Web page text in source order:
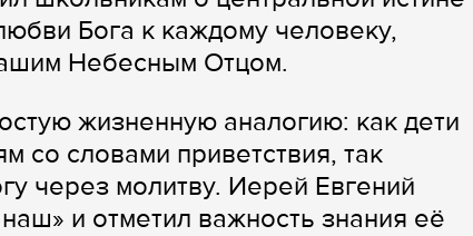
Бога к каждому человеку,
Небесным Отцом.
жизненную аналогию: как дети
со словами приветствия, так
через молитву. Иерей Евгений
и отметил важность знания её